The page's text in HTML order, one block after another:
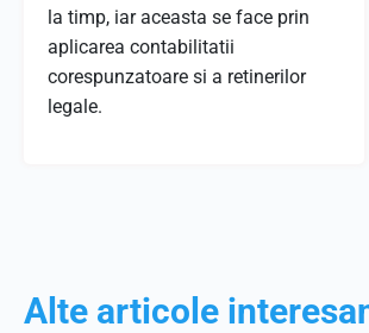
la timp, iar aceasta se face prin
aplicarea contabilitatii
corespunzatoare si a retinerilor
legale.
Alte articole